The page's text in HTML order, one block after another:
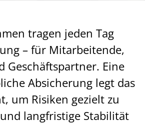
tragen jeden Tag
– für Mitarbeitende,
Geschäftspartner. Eine
Absicherung legt das
um Risiken gezielt zu
langfristige Stabilität